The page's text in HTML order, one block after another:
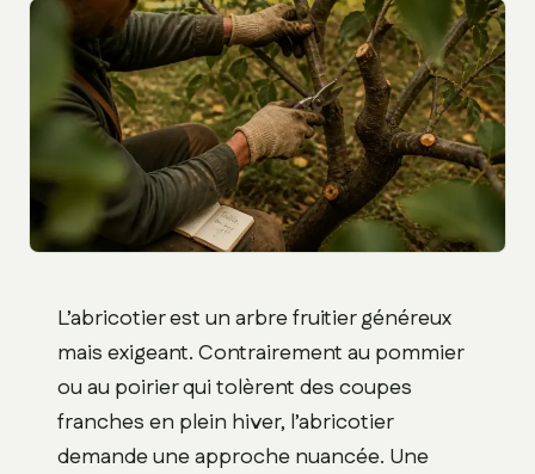
L’abricotier est un arbre fruitier généreux
mais exigeant. Contrairement au pommier
ou au poirier qui tolèrent des coupes
franches en plein hiver, l’abricotier
demande une approche nuancée. Une